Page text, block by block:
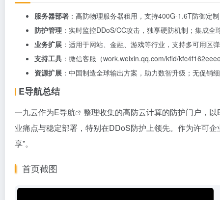
服务器部署 ：高防物理服务器租用，支持400G-1.6T防御定
防护管理 ：实时监控DDoS/CC攻击，独享硬防机制；集成全
业务扩展 ：适用于网站、金融、游戏等行业，支持多可用区
支持工具 ：微信客服（work.weixin.qq.com/kfid/
资源扩展 ：中国制造全球输出方案，助力数智升级；无促销
E导航总结
一九云作为E导航
整理收集的高防云计算的防护门户，
业痛点与稳定部署，特别在DDoS防护上领先。作为许可
享”。
首页截图